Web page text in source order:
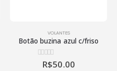
VOLANTES
Botão buzina azul c/friso
de 5
R$50.00